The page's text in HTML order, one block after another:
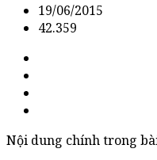
19/06/2015
42.359
Nội dung chính trong